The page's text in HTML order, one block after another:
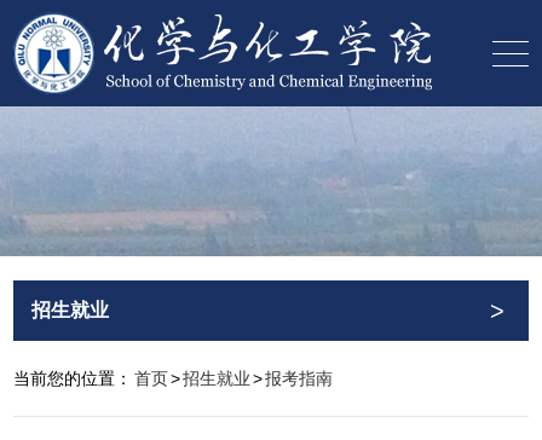
招生就业 >
当前您的位置： 首页>招生就业 >报考指南